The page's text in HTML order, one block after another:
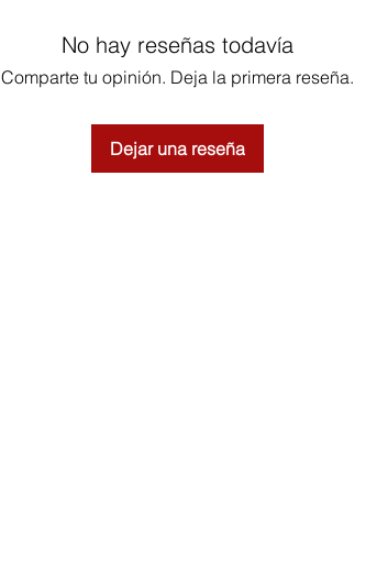
No hay reseñas todavía
Comparte tu opinión. Deja la primera reseña.
Dejar una reseña